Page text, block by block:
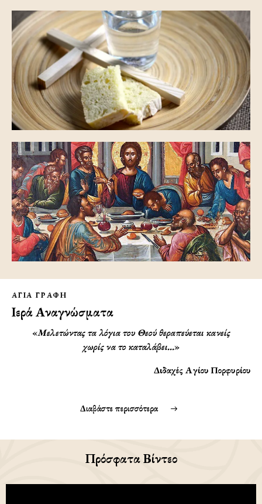
ΑΓΙΑ ΓΡΑΦΗ
Ιερά Αναγνώσματα
«Μελετώντας τα λόγια του Θεού θεραπεύεται κανείς
χωρίς να το καταλάβει…»
Διδαχές Αγίου Πορφυρίου
Διαβάστε περισσότερα
Πρόσφατα Βίντεο